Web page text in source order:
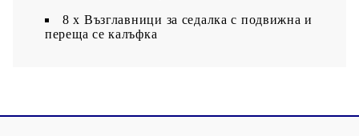
8 x Възглавници за седалка с подвижна и
переща се калъфка